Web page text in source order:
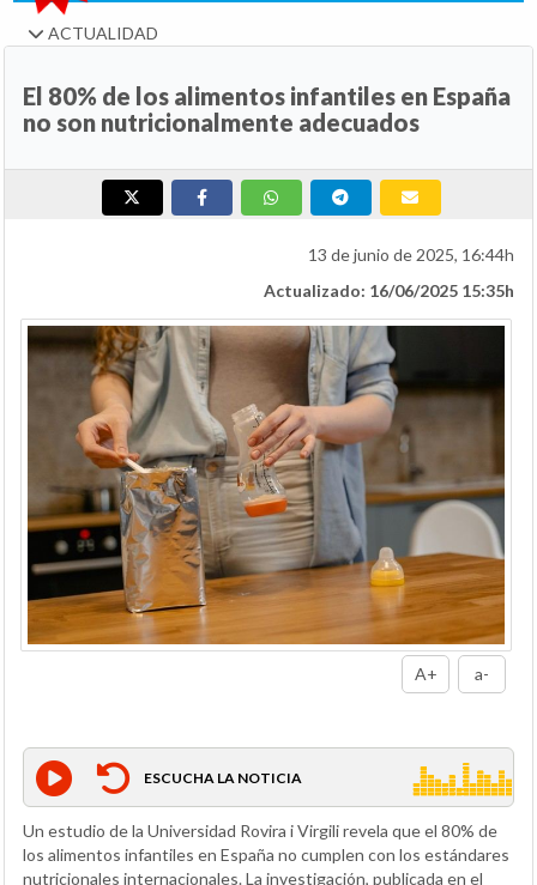
ACTUALIDAD
El 80% de los alimentos infantiles en España
no son nutricionalmente adecuados
13 de junio de 2025, 16:44h
Actualizado: 16/06/2025 15:35h
A+ a-
ESCUCHA LA NOTICIA
Un estudio de la Universidad Rovira i Virgili revela que el 80% de
los alimentos infantiles en España no cumplen con los estándares
nutricionales internacionales. La investigación, publicada en el